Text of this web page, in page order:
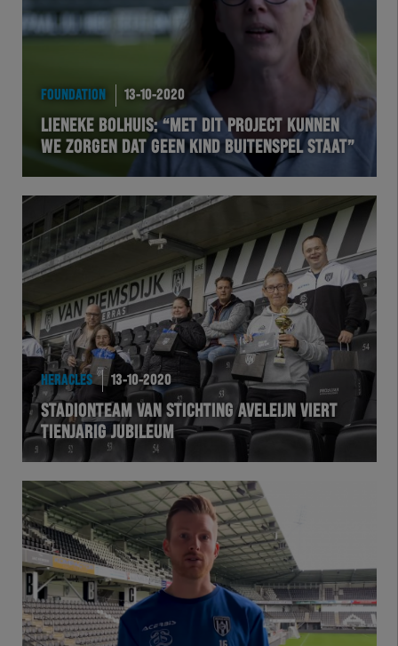
FOUNDATION 13-10-2020
LIENEKE BOLHUIS: “MET DIT PROJECT KUNNEN
WE ZORGEN DAT GEEN KIND BUITENSPEL STAAT”
HERACLES 13-10-2020
STADIONTEAM VAN STICHTING AVELEIJN VIERT
TIENJARIG JUBILEUM